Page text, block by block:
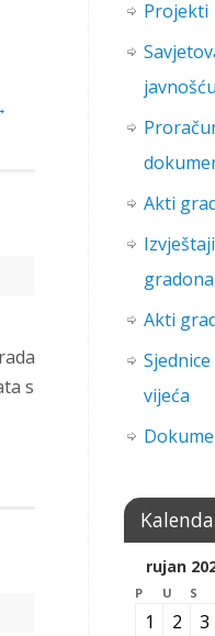
s
Projekti
javnošću
Akti
Izvještaji
Akti
vijeća
rujan
P U S
1 2 3